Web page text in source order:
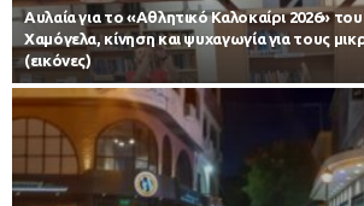
Αυλαία για το «Αθλητικό Καλοκαίρι 2026»
Χαμόγελα, κίνηση και ψυχαγωγία για τους
(εικόνες)